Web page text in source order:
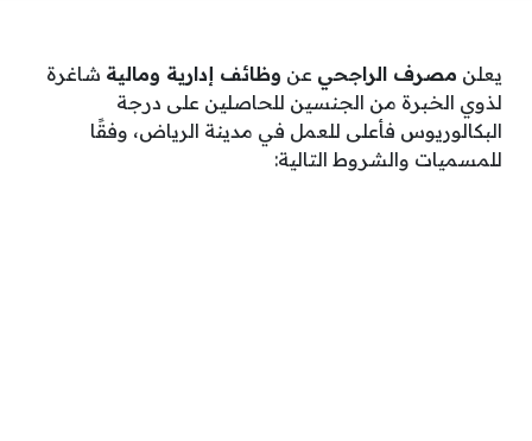
يعلن مصرف الراجحي عن وظائف إدارية ومالية شاغرة
لذوي الخبرة من الجنسين للحاصلين على درجة
البكالوريوس فأعلى للعمل في مدينة الرياض، وفقًا
للمسميات والشروط التالية: